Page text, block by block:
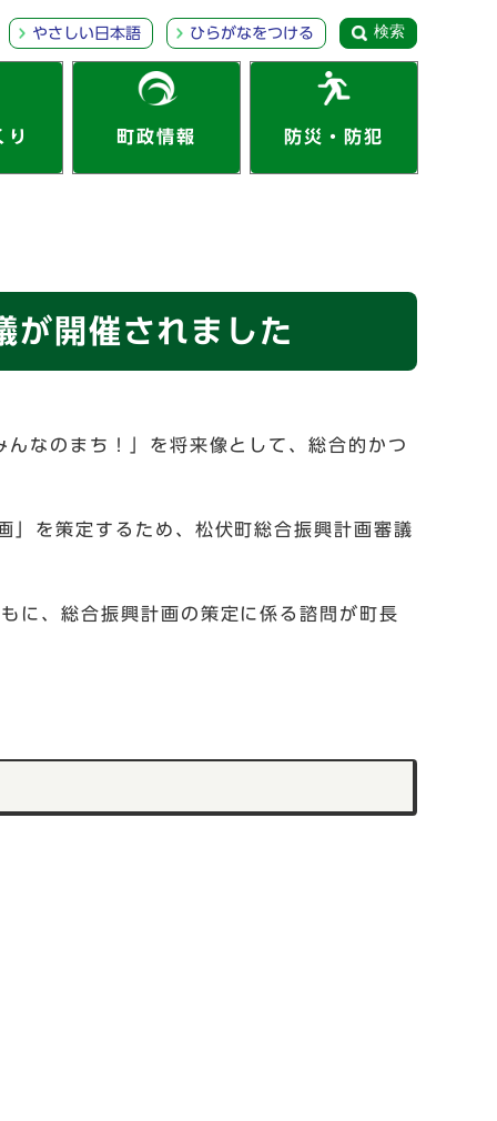
やさしい日本語 ひらがなをつける 検索
り 町政情報 防災・防犯
が開催されました
なのまち！」を将来像として、総合的かつ
」を策定するため、松伏町総合振興計画審議
に、総合振興計画の策定に係る諮問が町長